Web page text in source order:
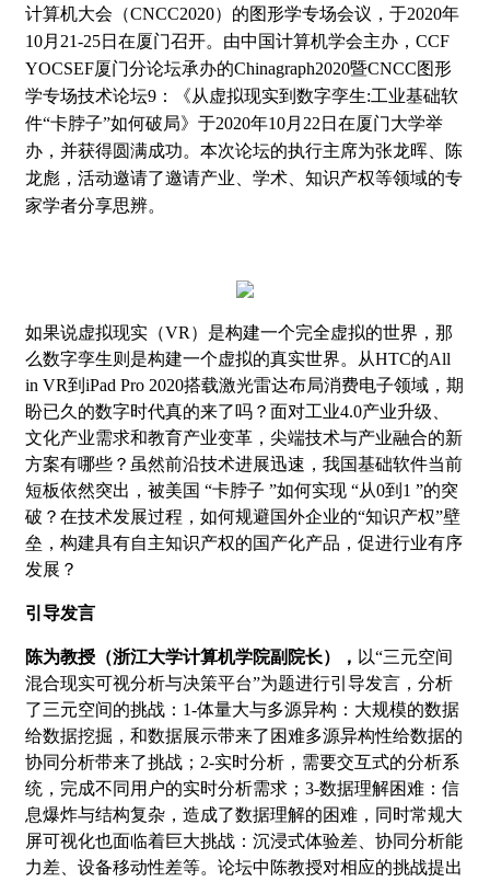
计算机大会（CNCC2020）的图形学专场会议，于2020年
10月21-25日在厦门召开。由中国计算机学会主办，CCF
YOCSEF厦门分论坛承办的Chinagraph2020暨CNCC图形
学专场技术论坛9：《从虚拟现实到数字孪生:工业基础软
件“卡脖子”如何破局》于2020年10月22日在厦门大学举
办，并获得圆满成功。本次论坛的执行主席为张龙晖、陈
龙彪，活动邀请了邀请产业、学术、知识产权等领域的专
家学者分享思辨。
如果说虚拟现实（VR）是构建一个完全虚拟的世界，那
么数字孪生则是构建一个虚拟的真实世界。从HTC的All
in VR到iPad Pro 2020搭载激光雷达布局消费电子领域，期
盼已久的数字时代真的来了吗？面对工业4.0产业升级、
文化产业需求和教育产业变革，尖端技术与产业融合的新
方案有哪些？虽然前沿技术进展迅速，我国基础软件当前
短板依然突出，被美国 “卡脖子 ”如何实现 “从0到1 ”的突
破？在技术发展过程，如何规避国外企业的“知识产权”壁
垒，构建具有自主知识产权的国产化产品，促进行业有序
发展？
引导发言
陈为教授（浙江大学计算机学院副院长）， 以“三元空间
混合现实可视分析与决策平台”为题进行引导发言，分析
了三元空间的挑战：1-体量大与多源异构：大规模的数据
给数据挖掘，和数据展示带来了困难多源异构性给数据的
协同分析带来了挑战；2-实时分析，需要交互式的分析系
统，完成不同用户的实时分析需求；3-数据理解困难：信
息爆炸与结构复杂，造成了数据理解的困难，同时常规大
屏可视化也面临着巨大挑战：沉浸式体验差、协同分析能
力差、设备移动性差等。论坛中陈教授对相应的挑战提出